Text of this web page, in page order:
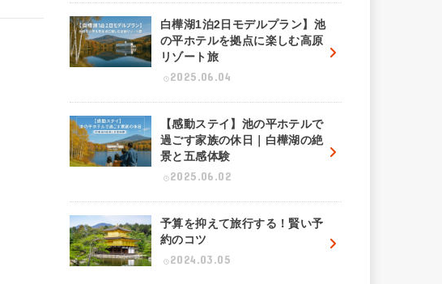
白樺湖1泊2日モデルプラン】池
の平ホテルを拠点に楽しむ高原
リゾート旅
2025.06.04
【感動ステイ】池の平ホテルで
過ごす家族の休日｜白樺湖の絶
景と五感体験
2025.06.02
予算を抑えて旅行する！賢い予
約のコツ
2024.03.05